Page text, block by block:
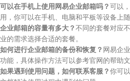
可以在手机上使用网易企业邮箱吗？ 可以
用，你可以在手机、电脑和平板等设备上
企业邮箱的容量有多大？ 不同的套餐对应
业的需求选择合适的套餐。
如何进行企业邮箱的备份和恢复？ 网易企
功能，具体操作方法可以参考官网的帮助文
如果遇到使用问题，如何联系客服？ 你可